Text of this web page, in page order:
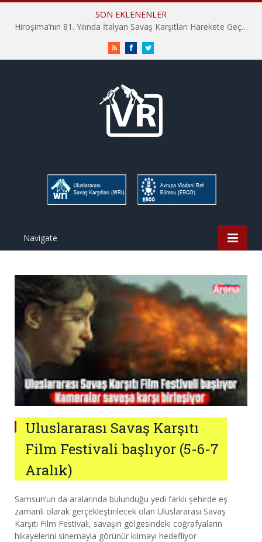
SON EKLENENLER
Hiroşima’nın 81. Yılında İtalyan Savaş Karşıtları Harekete Geçti: “Hatırlamak yeterli değil”
RSS FacebookTwitter
Navigate
Uluslararası Savaş Karşıtı
Film Festivali başlıyor (5-6-7
Aralık)
Samsun’un da aralarında bulunduğu yedi farklı şehirde eş
zamanlı olarak gerçekleştirilecek olan Uluslararası Savaş
Karşıtı Film Festivali, savaşın gölgesindeki coğrafyaların
hikayelerini sinemayla görünür kılmayı hedefliyor